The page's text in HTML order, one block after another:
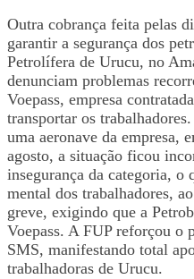
Outra cobrança feita pelas
garantir a segurança dos
Petrolífera de Urucu, no
denunciam problemas
Voepass, empresa
transportar os
uma aeronave da empresa,
agosto, a situação ficou
insegurança da categoria, o
mental dos trabalhadores,
greve, exigindo que a
Voepass. A FUP reforçou o
SMS, manifestando total
trabalhadoras de Urucu.